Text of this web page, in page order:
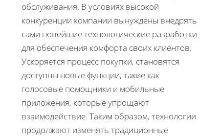
обслуживания. В условиях высокой
конкуренции компании вынуждены внедрять
сами новейшие технологические разработки
для обеспечения комфорта своих клиентов.
Ускоряется процесс покупки, становятся
доступны новые функции, такие как
голосовые помощники и мобильные
приложения, которые упрощают
взаимодействие. Таким образом, технологии
продолжают изменять традиционные